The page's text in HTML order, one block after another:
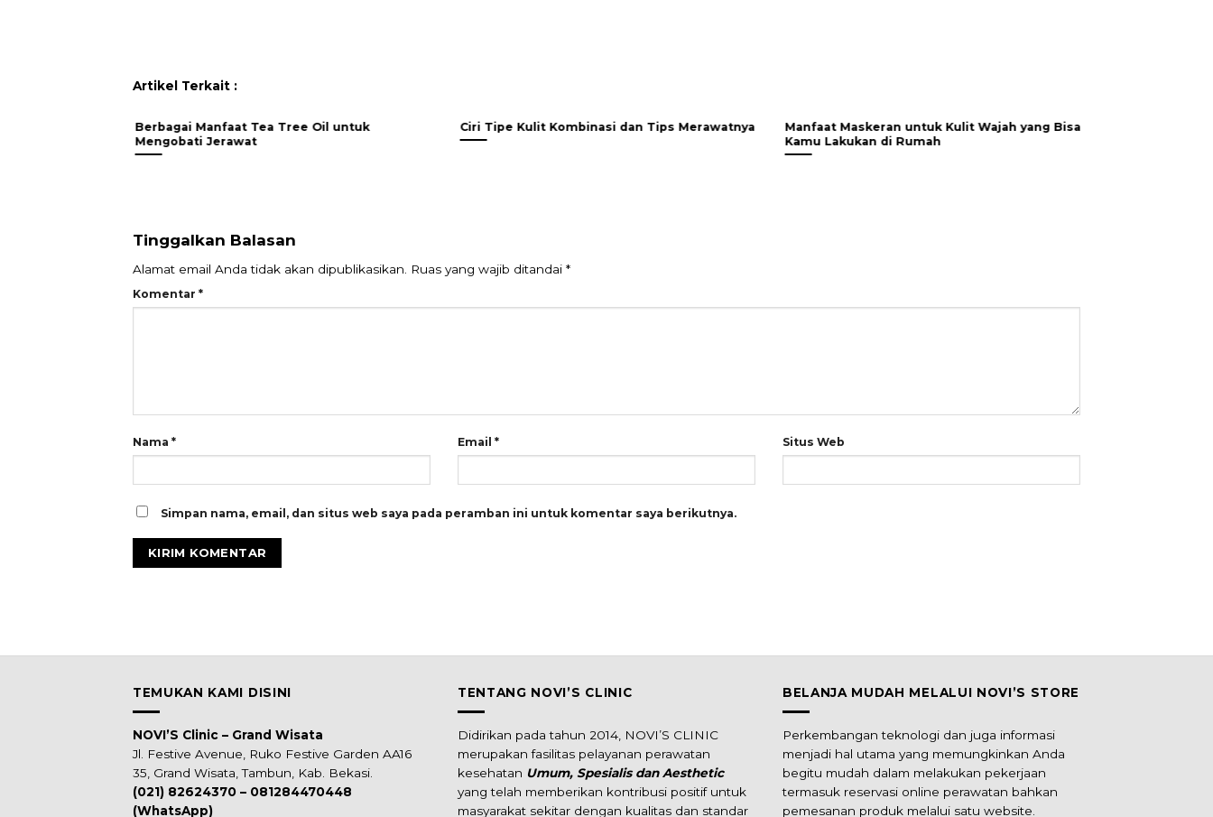
Artikel Terkait :
Berbagai Manfaat Tea Tree Oil untuk
Mengobati Jerawat
Ciri Tipe Kulit Kombinasi dan Tips Merawatnya
Manfaat Maskeran untuk Kulit Wajah yang Bisa
Kamu Lakukan di Rumah
Tinggalkan Balasan
Alamat email Anda tidak akan dipublikasikan. Ruas yang wajib ditandai *
Komentar *
Nama * Email * Situs Web
Simpan nama, email, dan situs web saya pada peramban ini untuk komentar saya berikutnya.
TEMUKAN KAMI DISINI
NOVI’S Clinic – Grand Wisata
Jl. Festive Avenue, Ruko Festive Garden AA16
35, Grand Wisata, Tambun, Kab. Bekasi.
(021) 82624370 – 081284470448
(WhatsApp)
TENTANG NOVI’S CLINIC
Didirikan pada tahun 2014, NOVI’S CLINIC
merupakan fasilitas pelayanan perawatan
kesehatan Umum, Spesialis dan Aesthetic
yang telah memberikan kontribusi positif untuk
masyarakat sekitar dengan kualitas dan standar
BELANJA MUDAH MELALUI NOVI’S STORE
Perkembangan teknologi dan juga informasi
menjadi hal utama yang memungkinkan Anda
begitu mudah dalam melakukan pekerjaan
termasuk reservasi online perawatan bahkan
pemesanan produk melalui satu website.